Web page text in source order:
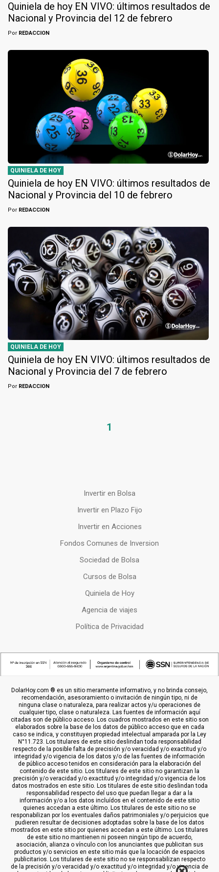
Quiniela de hoy EN VIVO: últimos resultados de
Nacional y Provincia del 12 de febrero
Por REDACCION
QUINIELA DE HOY
Quiniela de hoy EN VIVO: últimos resultados de
Nacional y Provincia del 10 de febrero
Por REDACCION
QUINIELA DE HOY
Quiniela de hoy EN VIVO: últimos resultados de
Nacional y Provincia del 7 de febrero
Por REDACCION
1
Invertir en Bolsa
Invertir en Plazo Fijo
Invertir en Acciones
Fondos Comunes de Inversion
Sociedad de Bolsa
Cursos de Bolsa
Quiniela de Hoy
Agencia de viajes
Política de Privacidad
DolarHoy.com ® es un sitio meramente informativo, y no brinda consejo,
recomendación, asesoramiento o invitación de ningún tipo, ni de
ninguna clase o naturaleza, para realizar actos y/u operaciones de
cualquier tipo, clase o naturaleza. Las fuentes de información aquí
citadas son de público acceso. Los cuadros mostrados en este sitio son
elaborados sobre la base de los datos de público acceso que en cada
caso se indica, y constituyen propiedad intelectual amparada por la Ley
N°11.723. Los titulares de este sitio deslindan toda responsabilidad
respecto de la posible falta de precisión y/o veracidad y/o exactitud y/o
integridad y/o vigencia de los datos y/o de las fuentes de información
de público acceso tenidos en consideración para la elaboración del
contenido de este sitio. Los titulares de este sitio no garantizan la
precisión y/o veracidad y/o exactitud y/o integridad y/o vigencia de los
datos mostrados en este sitio. Los titulares de este sitio deslindan toda
responsabilidad respecto del uso que puedan llegar a dar a la
información y/o a los datos incluídos en el contenido de este sitio
quienes accedan a este último. Los titulares de este sitio no se
responabilizan por los eventuales daños patrimoniales y/o perjuicios que
pudieren resultar de decisiones adoptadas sobre la base de los datos
mostrados en este sitio por quienes accedan a este último. Los titulares
de este sitio no mantienen ni poseen ningún tipo de acuerdo,
asociación, alianza o vínculo con los anunciantes que publicitan sus
productos y/o servicios en este sitio más que la locación de espacios
publicitarios. Los titulares de este sitio no se responsabilizan respecto
de la precisión y/o veracidad y/o exactitud y/o integridad y/o vigencia de